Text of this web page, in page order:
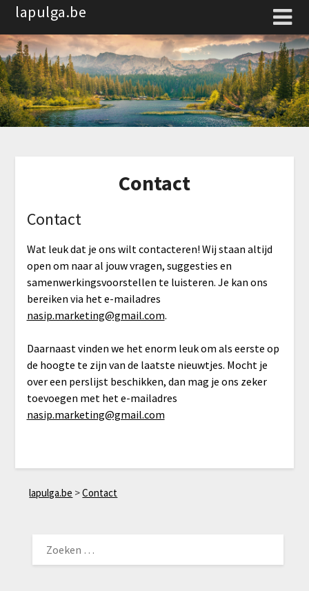
Spring
de
inhoud
lapulga.be
Contact
Contact
Wat leuk dat je ons wilt contacteren! Wij staan altijd
open om naar al jouw vragen, suggesties en
samenwerkingsvoorstellen te luisteren. Je kan ons
bereiken via het e-mailadres
nasip.marketing@gmail.com.
Daarnaast vinden we het enorm leuk om als eerste op
de hoogte te zijn van de laatste nieuwtjes. Mocht je
over een perslijst beschikken, dan mag je ons zeker
toevoegen met het e-mailadres
nasip.marketing@gmail.com
lapulga.be >Contact
NAAR: